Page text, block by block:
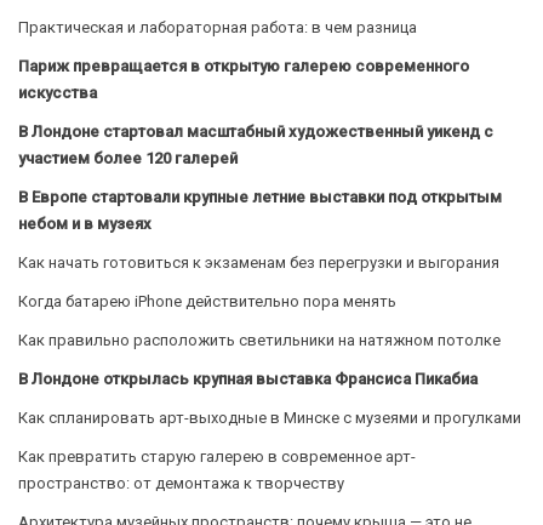
Практическая и лабораторная работа: в чем разница
Париж превращается в открытую галерею современного
искусства
В Лондоне стартовал масштабный художественный уикенд с
участием более 120 галерей
В Европе стартовали крупные летние выставки под открытым
небом и в музеях
Как начать готовиться к экзаменам без перегрузки и выгорания
Когда батарею iPhone действительно пора менять
Как правильно расположить светильники на натяжном потолке
В Лондоне открылась крупная выставка Франсиса Пикабиа
Как спланировать арт-выходные в Минске с музеями и прогулками
Как превратить старую галерею в современное арт-
пространство: от демонтажа к творчеству